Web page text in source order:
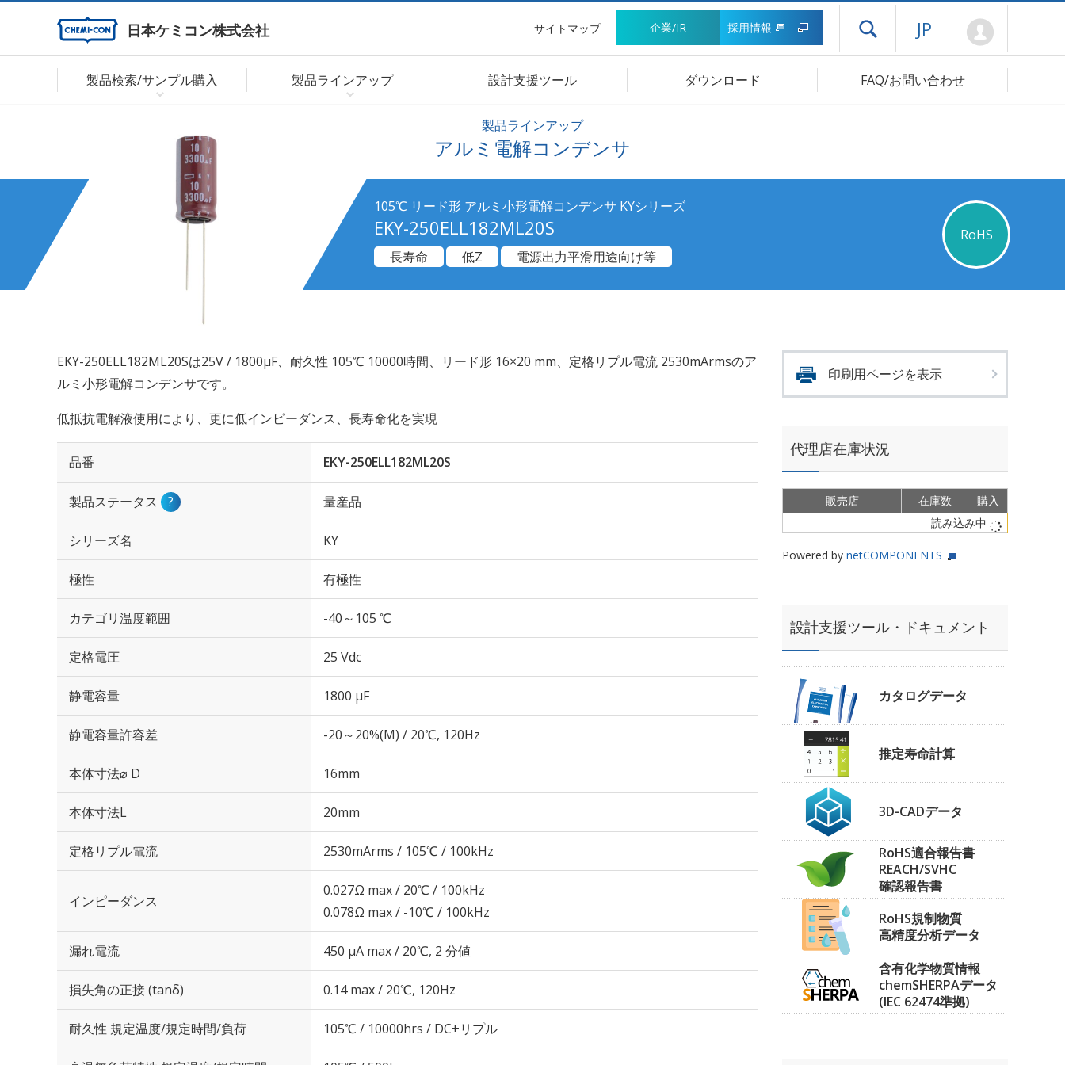
日本ケミコン株式会社 サイトマップ 企業/IR 採用情報 ドロワーメニューを開く
JP
製品検索/サンプル購入 製品ラインアップ 設計支援ツール ダウンロード FAQ/お問い合わせ
製品ラインアップ
アルミ電解コンデンサ
105℃ リード形 アルミ小形電解コンデンサ KYシリーズ
EKY-250ELL182ML20S
RoHS
長寿命
低Z 電源出力平滑用途向け等
EKY-250ELL182ML20Sは25V / 1800µF、耐久性 105℃ 10000時間、リード形 16×20 mm、定格リプル電流 2530mArmsのア
ルミ小形電解コンデンサです。
低抵抗電解液使用により、更に低インピーダンス、長寿命化を実現
品番 EKY-250ELL182ML20S
製品ステータス ? 量産品
シリーズ名 KY
極性 有極性
カテゴリ温度範囲 -40～105 ℃
定格電圧 25 Vdc
静電容量 1800 µF
静電容量許容差 -20～20%(M) / 20℃, 120Hz
本体寸法⌀ D 16mm
本体寸法L 20mm
定格リプル電流 2530mArms / 105℃ / 100kHz
インピーダンス
0.027Ω max / 20℃ / 100kHz
0.078Ω max / -10℃ / 100kHz
漏れ電流 450 μA max / 20℃, 2 分値
損失角の正接 (tanδ) 0.14 max / 20℃, 120Hz
耐久性 規定温度/規定時間/負荷 105℃ / 10000hrs / DC+リプル
印刷用ページを表示
代理店在庫状況
販売店 在庫数
購入
読み込み中
Powered by netCOMPONENTS
設計支援ツール・ドキュメント
カタログデータ
推定寿命計算
3D-CADデータ
RoHS適合報告書
REACH/SVHC
確認報告書
RoHS規制物質
高精度分析データ
含有化学物質情報
chemSHERPAデータ
(IEC 62474準拠)